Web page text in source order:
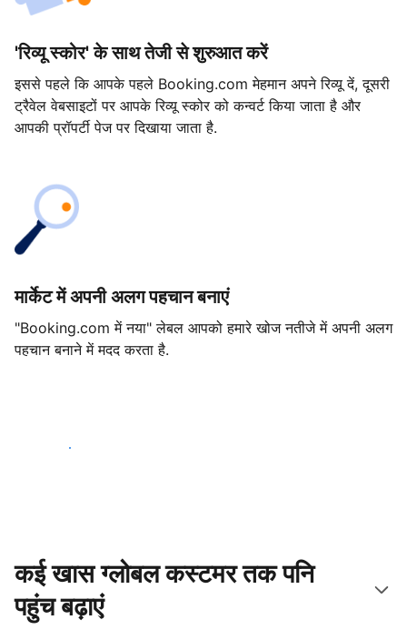
'रिव्यू स्कोर' के साथ तेजी से शुरुआत करें
इससे पहले कि आपके पहले Booking.com मेहमान अपने रिव्यू दें, दूसरी
ट्रैवेल वेबसाइटों पर आपके रिव्यू स्कोर को कन्वर्ट किया जाता है और
आपकी प्रॉपर्टी पेज पर दिखाया जाता है.
मार्केट में अपनी अलग पहचान बनाएं
"Booking.com में नया" लेबल आपको हमारे खोज नतीजे में अपनी अलग
पहचान बनाने में मदद करता है.
आज ही शुरू करें
कई खास ग्लोबल कस्टमर तक पनि
पहुंच बढ़ाएं